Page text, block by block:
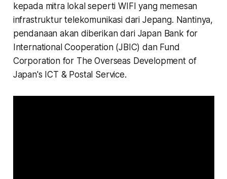
kepada mitra lokal seperti WIFI yang memesan
infrastruktur telekomunikasi dari Jepang. Nantinya,
pendanaan akan diberikan dari Japan Bank for
International Cooperation (JBIC) dan Fund
Corporation for The Overseas Development of
Japan's ICT & Postal Service.